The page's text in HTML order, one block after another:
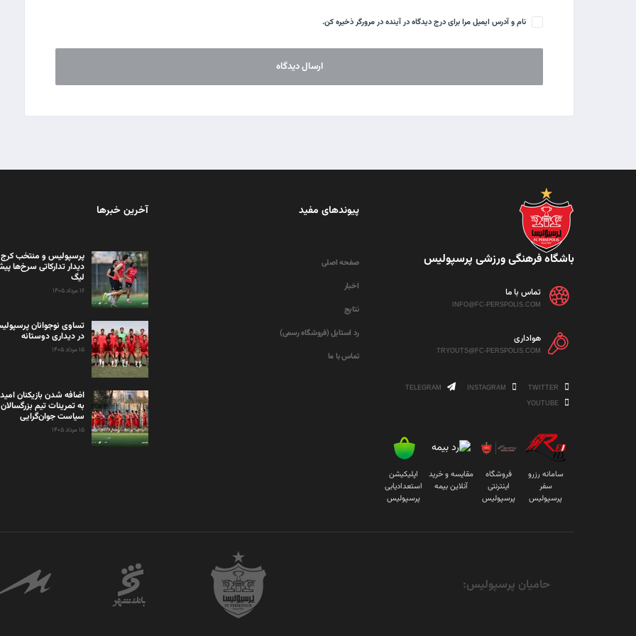
نام و آدرس ایمیل مرا برای درج دیدگاه در آینده در مرورگر ذخیره کن.
باشگاه فرهنگی ورزشی پرسپولیس
تماس با ما
INFO@FC-PERSPOLIS.COM
هواداری
TRYOUTS@FC-PERSPOLIS.COM
سامانه رزرو
سفر
پرسپولیس
فروشگاه
اینترنتی
پرسپولیس
مقایسه و خرید
آنلاین بیمه
اپلیکیشن
استعدادیابی
پرسپولیس
پیوندهای مفید
صفحه اصلی
اخبار
نتایج
رد استایل (فروشگاه رسمی)
تماس با ما
آخرین خبرها
پرسپولیس و منتخب
دیدار تدارکاتی سرخ‌ها
لیگ
۱۶ مرداد ۱۴۰۵
تساوی نوجوانان
در دیداری دوستانه
۱۵ مرداد ۱۴۰۵
اضافه شدن بازیکنان
به تمرینات تیم
سیاست جوان‌گرایی
۱۵ مرداد ۱۴۰۵
حامیان پرسپولیس: